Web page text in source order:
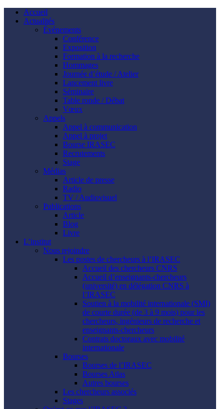
Accueil
Actualités
Événements
Conférence
Exposition
Formation à la recherche
Hommages
Journée d’étude / Atelier
Lancement livre
Séminaire
Table ronde / Débat
Vœux
Appels
Appel à communication
Appel à projet
Bourse IRASEC
Recrutements
Stage
Médias
Article de presse
Radio
TV / Audiovisuel
Publications
Article
Blog
Livre
L’institut
Nous rejoindre
Les postes de chercheurs à l’IRASEC
Accueil des chercheurs CNRS
Accueil d’enseignants-chercheurs
(université) en délégation CNRS à
l’IRASEC
Soutien à la mobilité internationale (SMI)
de courte durée (de 3 à 9 mois) pour les
chercheurs, ingénieurs de recherche et
enseignants-chercheurs
Contrats doctoraux avec mobilité
internationale
Bourses
Bourses de l’IRASEC
Bourses Atlas
Autres bourses
Les chercheurs associés
Stages